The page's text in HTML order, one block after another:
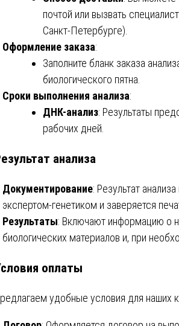
почтой или вызвать
Санкт-Петербурге).
Оформление заказа:
Заполните бланк заказа
биологического пятна.
Сроки выполнения анализа:
ДНК-анализ: Результаты
рабочих дней.
анализа
Документирование: Результат
экспертом-генетиком и заверяется
Результаты: Включают информацию о
биологических материалов и, при
оплаты
удобные условия для наших